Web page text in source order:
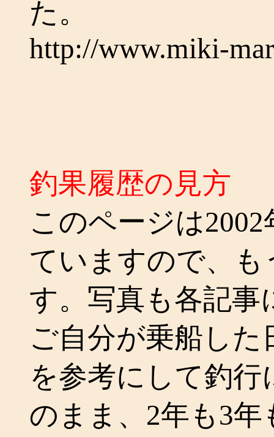
た。
http://www.miki-
釣果履歴の見方
このページは
ていますので、
す。写真も各記事
ご自分が乗船し
を参考にして釣
のまま、2年も3